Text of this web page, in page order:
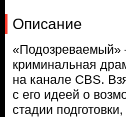
Описание
«Подозреваемый»
криминальная
на канале CBS.
с его идеей о
стадии